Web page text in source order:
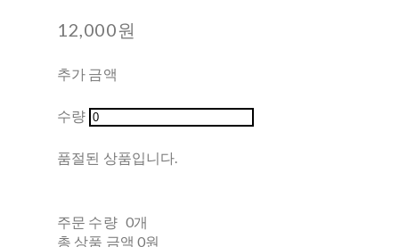
12,000원
추가 금액
수량
품절된 상품입니다.
주문 수량 0개
총 상품 금액 0원